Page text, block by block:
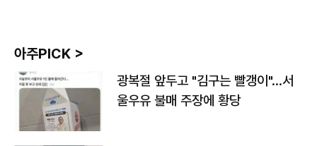
아주PICK >
광복절 앞두고 "김구는 빨갱이"…서
울우유 불매 주장에 황당